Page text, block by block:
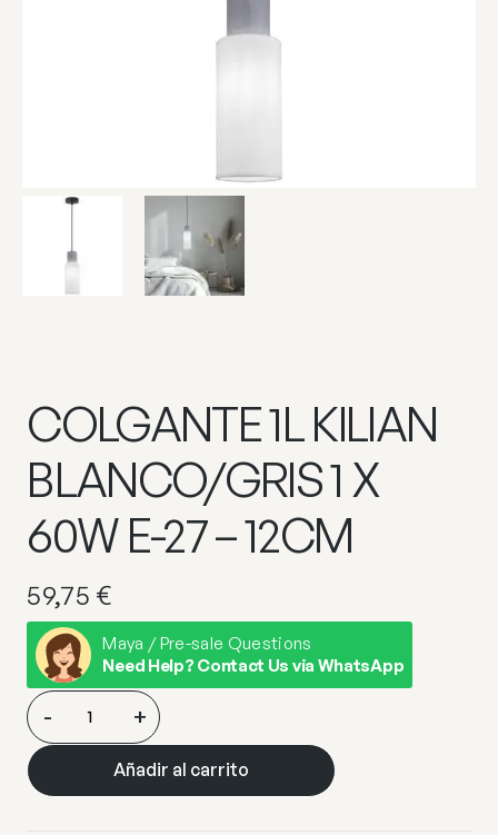
COLGANTE 1L KILIAN
BLANCO/GRIS 1 X
60W E-27 – 12CM
59,75 €
Maya / Pre-sale Questions
Need Help? Contact Us via WhatsApp
COLGANTE
1L
KILIAN
BLANCO/GRIS
- +
Añadir al carrito